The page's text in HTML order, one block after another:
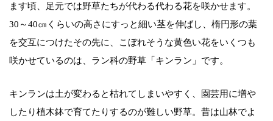
ます頃、足元では野草たちが代わる代わる花を咲かせます。
30～40㎝くらいの高さにすっと細い茎を伸ばし、楕円形の葉
を交互につけたその先に、こぼれそうな黄色い花をいくつも
咲かせているのは、ラン科の野草「キンラン」です。
キンランは土が変わると枯れてしまいやすく、園芸用に増や
したり植木鉢で育てたりするのが難しい野草。昔は山林でよ